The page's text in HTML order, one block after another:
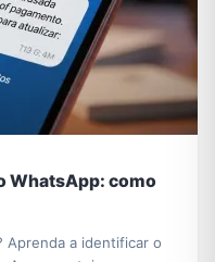
WhatsApp: como
Aprenda a identificar o